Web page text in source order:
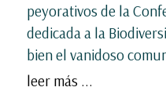
peyorativos de la
dedicada a la
bien el vanidoso
leer más ...